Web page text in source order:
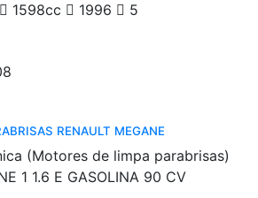
1598cc 1996 5
RENAULT MEGANE
(Motores de limpa parabrisas)
1 1.6 E GASOLINA 90 CV